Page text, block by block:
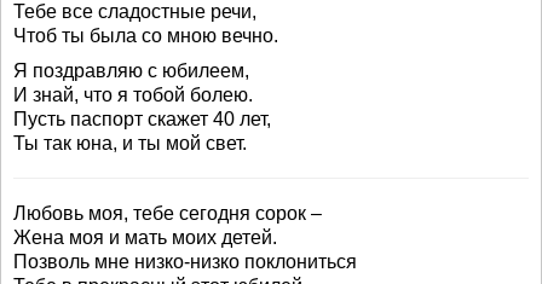
Тебе все сладостные речи,
Чтоб ты была со мною вечно.
Я поздравляю с юбилеем,
И знай, что я тобой болею.
Пусть паспорт скажет 40 лет,
Ты так юна, и ты мой свет.
Любовь моя, тебе сегодня сорок –
Жена моя и мать моих детей.
Позволь мне низко-низко поклониться